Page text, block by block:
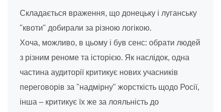
Складається враження, що донецьку і луганську
"квоти" добирали за різною логікою.
Хоча, можливо, в цьому і був сенс: обрати людей
з різним реноме та історією. Як наслідок, одна
частина аудиторії критикує нових учасників
переговорів за "надмірну" жорсткість щодо Росії,
інша – критикує їх же за лояльність до